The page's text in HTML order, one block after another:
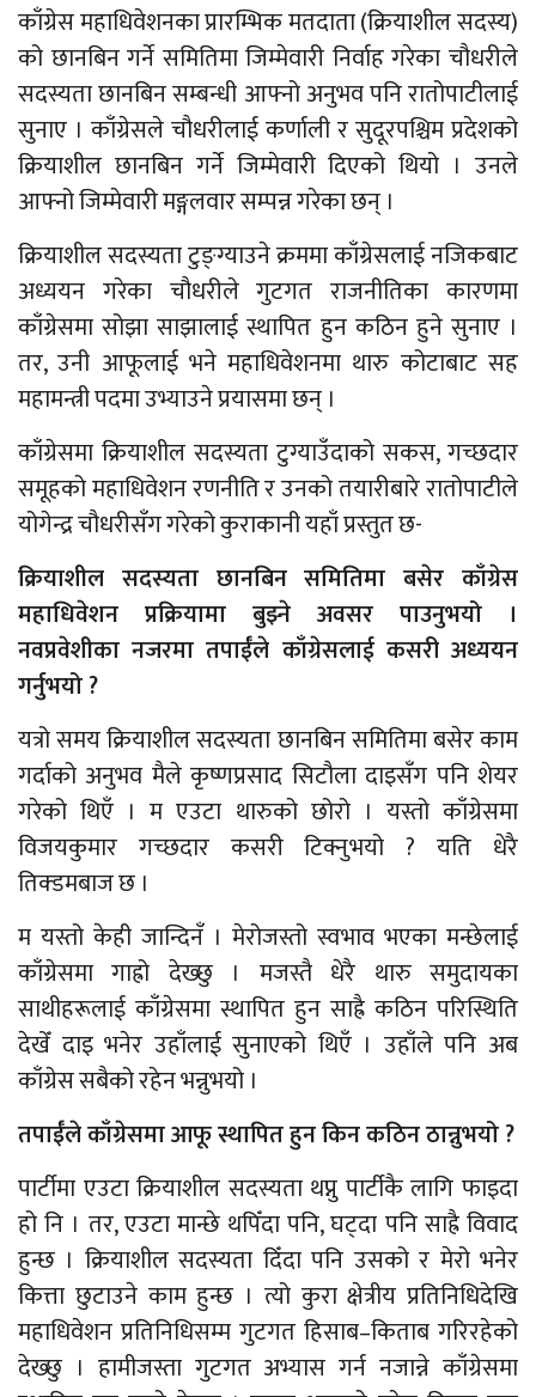
काँग्रेस महाधिवेशनका प्रारम्भिक मतदाता (क्रियाशील सदस्य)
को छानबिन गर्ने समितिमा जिम्मेवारी निर्वाह गरेका चौधरीले
सदस्यता छानबिन सम्बन्धी आफ्नो अनुभव पनि रातोपाटीलाई
सुनाए । काँग्रेसले चौधरीलाई कर्णाली र सुदूरपश्चिम प्रदेशको
क्रियाशील छानबिन गर्ने जिम्मेवारी दिएको थियो । उनले
आफ्नो जिम्मेवारी मङ्गलवार सम्पन्न गरेका छन् ।
क्रियाशील सदस्यता टुङ्ग्याउने क्रममा काँग्रेसलाई नजिकबाट
अध्ययन गरेका चौधरीले गुटगत राजनीतिका कारणमा
काँग्रेसमा सोझा साझालाई स्थापित हुन कठिन हुने सुनाए ।
तर, उनी आफूलाई भने महाधिवेशनमा थारु कोटाबाट सह
महामन्त्री पदमा उभ्याउने प्रयासमा छन् ।
काँग्रेसमा क्रियाशील सदस्यता टुग्याउँदाको सकस, गच्छदार
समूहको महाधिवेशन रणनीति र उनको तयारीबारे रातोपाटीले
योगेन्द्र चौधरीसँग गरेको कुराकानी यहाँ प्रस्तुत छ-
क्रियाशील सदस्यता छानबिन समितिमा बसेर काँग्रेस
महाधिवेशन प्रक्रियामा बुझ्ने अवसर पाउनुभयो ।
नवप्रवेशीका नजरमा तपाईँले काँग्रेसलाई कसरी अध्ययन
गर्नुभयो ?
यत्रो समय क्रियाशील सदस्यता छानबिन समितिमा बसेर काम
गर्दाको अनुभव मैले कृष्णप्रसाद सिटौला दाइसँग पनि शेयर
गरेको थिएँ । म एउटा थारुको छोरो । यस्तो काँग्रेसमा
विजयकुमार गच्छदार कसरी टिक्नुभयो ? यति धेरै
तिक्डमबाज छ ।
म यस्तो केही जान्दिनँ । मेरोजस्तो स्वभाव भएका मन्छेलाई
काँग्रेसमा गाह्रो देख्छु । मजस्तै धेरै थारु समुदायका
साथीहरूलाई काँग्रेसमा स्थापित हुन साह्रै कठिन परिस्थिति
देखेँ दाइ भनेर उहाँलाई सुनाएको थिएँ । उहाँले पनि अब
काँग्रेस सबैको रहेन भन्नुभयो ।​
तपाईँले काँग्रेसमा आफू स्थापित हुन किन कठिन ठान्नुभयो ?
पार्टीमा एउटा क्रियाशील सदस्यता थप्नु पार्टीकै लागि फाइदा
हो नि । तर, एउटा मान्छे थपिँदा पनि, घट्दा पनि साह्रै विवाद
हुन्छ । क्रियाशील सदस्यता दिँदा पनि उसको र मेरो भनेर
कित्ता छुटाउने काम हुन्छ । त्यो कुरा क्षेत्रीय प्रतिनिधिदेखि
महाधिवेशन प्रतिनिधिसम्म गुटगत हिसाब–किताब गरिरहेको
देख्छु । हामीजस्ता गुटगत अभ्यास गर्न नजान्ने काँग्रेसमा